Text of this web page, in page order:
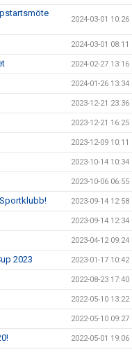
2024-03-01 10:26
2024-03-01 08:11
2024-02-27 13:16
2024-01-26 13:34
2023-12-21 23:36
2023-12-21 16:25
2023-12-09 10:11
2023-10-14 10:34
2023-10-06 06:55
2023-09-14 12:58
2023-09-14 12:34
2023-04-12 09:24
2023 2023-01-17 10:42
2022-08-23 17:40
2022-05-10 13:22
2022-05-10 09:27
2022-05-01 19:06